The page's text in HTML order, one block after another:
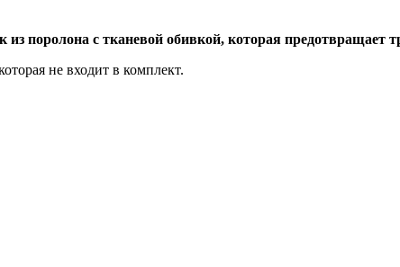
поролона с тканевой обивкой, которая предотвращает
не входит в комплект.